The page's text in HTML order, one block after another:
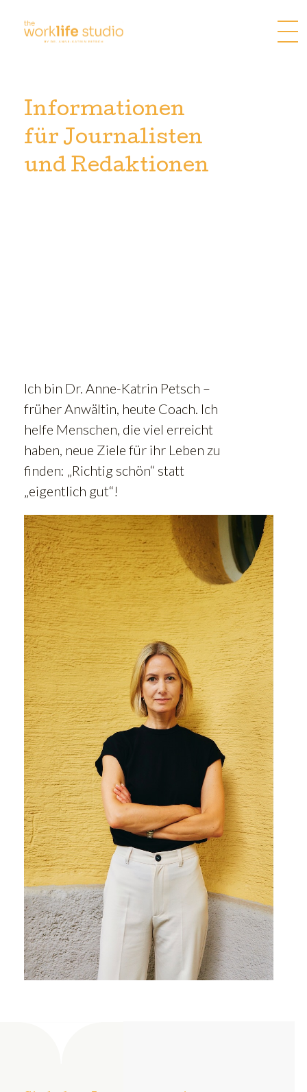
springen
Informationen
für Journalisten
und Redaktionen
Ich bin Dr. Anne-Katrin Petsch –
früher Anwältin, heute Coach. Ich
helfe Menschen, die viel erreicht
haben, neue Ziele für ihr Leben zu
finden: „Richtig schön“ statt
„eigentlich gut“!